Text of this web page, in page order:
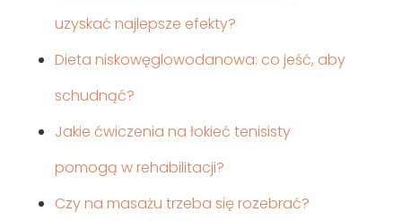
uzyskać najlepsze efekty?
Dieta niskowęglowodanowa: co jeść, aby
schudnąć?
Jakie ćwiczenia na łokieć tenisisty
pomogą w rehabilitacji?
Czy na masażu trzeba się rozebrać?